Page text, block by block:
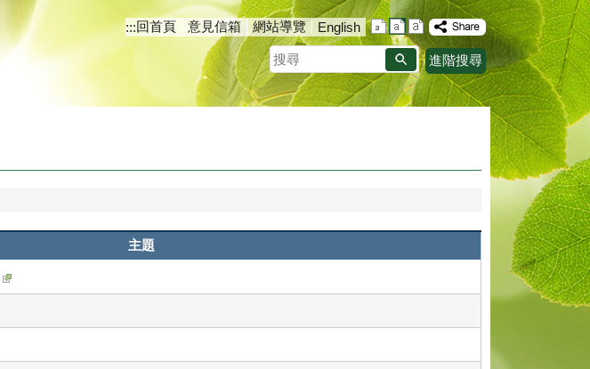
:::回首頁 意見信箱 網站導覽
English
搜
尋
進階搜尋
主題